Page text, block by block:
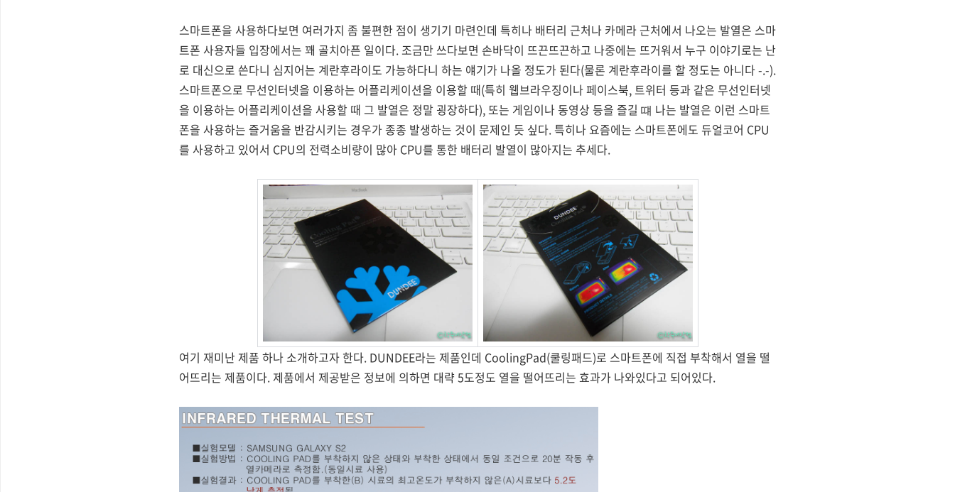
스마트폰을 사용하다보면 여러가지 좀 불편한 점이 생기기 마련인데 특히나 배터리 근처나 카메라 근처에서 나오는 발열은 스마
트폰 사용자들 입장에서는 꽤 골치아픈 일이다. 조금만 쓰다보면 손바닥이 뜨끈뜨끈하고 나중에는 뜨거워서 누구 이야기로는 난
로 대신으로 쓴다니 심지어는 계란후라이도 가능하다니 하는 얘기가 나올 정도가 된다(물론 계란후라이를 할 정도는 아니다 -.-).
스마트폰으로 무선인터넷을 이용하는 어플리케이션을 이용할 때(특히 웹브라우징이나 페이스북, 트위터 등과 같은 무선인터넷
을 이용하는 어플리케이션을 사용할 때 그 발열은 정말 굉장하다), 또는 게임이나 동영상 등을 즐길 떄 나는 발열은 이런 스마트
폰을 사용하는 즐거움을 반감시키는 경우가 종종 발생하는 것이 문제인 듯 싶다. 특히나 요즘에는 스마트폰에도 듀얼코어 CPU
를 사용하고 있어서 CPU의 전력소비량이 많아 CPU를 통한 배터리 발열이 많아지는 추세다.
여기 재미난 제품 하나 소개하고자 한다. DUNDEE라는 제품인데 CoolingPad(쿨링패드)로 스마트폰에 직접 부착해서 열을 떨
어뜨리는 제품이다. 제품에서 제공받은 정보에 의하면 대략 5도정도 열을 떨어뜨리는 효과가 나와있다고 되어있다.